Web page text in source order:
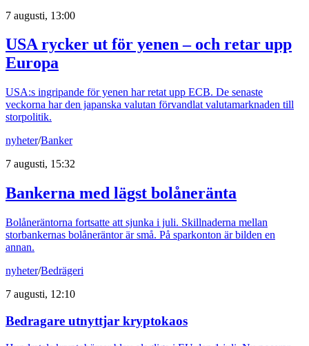
7 augusti, 13:00
USA rycker ut för yenen – och retar upp
Europa
USA:s ingripande för yenen har retat upp ECB. De senaste
veckorna har den japanska valutan förvandlat valutamarknaden till
storpolitik.
nyheter/Banker
7 augusti, 15:32
Bankerna med lägst bolåneränta
Bolåneräntorna fortsatte att sjunka i juli. Skillnaderna mellan
storbankernas bolåneräntor är små. På sparkonton är bilden en
annan.
nyheter/Bedrägeri
7 augusti, 12:10
Bedragare utnyttjar kryptokaos